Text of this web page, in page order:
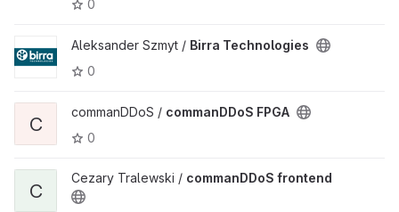
0
Aleksander Szmyt / Birra Technologies
0
C
commanDDoS / commanDDoS FPGA
0
C
Cezary Tralewski / commanDDoS frontend